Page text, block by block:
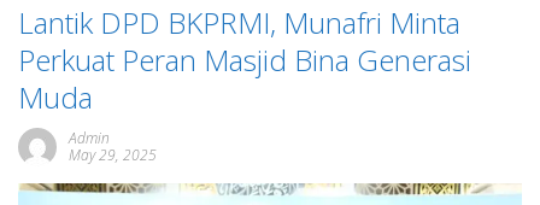
Lantik DPD BKPRMI, Munafri Minta
Perkuat Peran Masjid Bina Generasi
Muda
Admin
May 29, 2025